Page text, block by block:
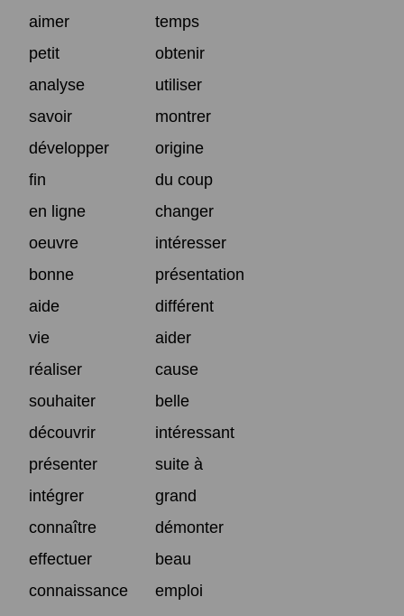
aimer
temps
petit
obtenir
analyse
utiliser
savoir
montrer
développer
origine
fin
du coup
en ligne
changer
oeuvre
intéresser
bonne
présentation
aide
différent
vie
aider
réaliser
cause
souhaiter
belle
découvrir
intéressant
présenter
suite à
intégrer
grand
connaître
démonter
effectuer
beau
connaissance
emploi